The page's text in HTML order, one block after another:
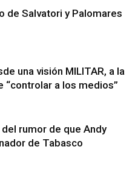
de Salvatori y Palomares
una visión MILITAR, a la
“controlar a los medios”
rumor de que Andy
de Tabasco